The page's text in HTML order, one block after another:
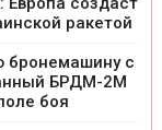
ракетой
бронемашину с
БРДМ-2М
боя